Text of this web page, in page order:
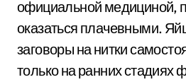
официальной медициной,
оказаться плачевными.
заговоры на нитки
только на ранних стадиях